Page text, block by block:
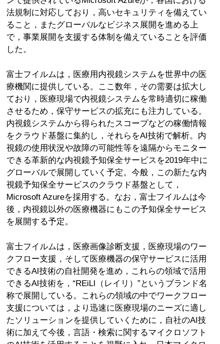
法規制に対応しており，高いセキュリティを備えてい
ること，またグローバルなビジネス展開を進める上
で，事業展開を支援する体制を備えていることを評価
した。
富士フイルムは，医療用内視鏡システムを世界中の医
療機関に提供している。ここ数年，その需要は拡大し
ており，医療現場で内視鏡システムを常時適切に稼働
させるため，保守サービスの拡充にも注力している。
内視鏡システムから得られたスコープなどの稼働情報
をクラウド基盤に集約し，それらをAI技術で解析。内
視鏡の使用状況や故障の可能性等を遠隔からモニター
できる革新的な内視鏡予知保全サービスを2019年中に
グローバルで展開していく予定。今般，この新たな内
視鏡予知保全サービスのクラウド基盤として，
Microsoft Azureを採用する。なお，富士フイルムは今
後，内視鏡以外の医療機器にもこの予知保全サービス
を展開する予定。
富士フイルムは，医療画像診断支援，医療現場のワー
クフロー支援，そして医療機器の保守サービスに活用
できるAI技術の自社開発を進め，これらの領域で活用
できるAI技術を，“REiLI（レイリ）”というブランド名
称で展開している。これらの領域の中でワークフロー
支援については，より迅速に医療現場のニーズに適し
たソリューションを提供していくために，自社のAI技
術に加えて今後，言語・検索に関するマイクロソフト